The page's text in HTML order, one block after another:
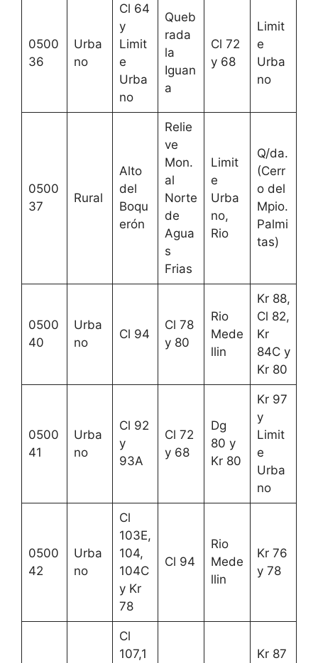
0500
36
Urba
no
Cl 64
y
Limit
e
Urba
no
Queb
rada
la
Iguan
a
Cl 72
y 68
Limit
e
Urba
no
0500
37
Rural
Alto
del
Boqu
erón
Relie
ve
Mon.
al
Norte
de
Agua
s
Frias
Limit
e
Urba
no,
Rio
Q/da.
(Cerr
o del
Mpio.
Palmi
tas)
0500
40
Urba
no
Cl 94
Cl 78
y 80
Rio
Mede
llin
Kr 88,
Cl 82,
Kr
84C y
Kr 80
0500
41
Urba
no
Cl 92
y
93A
Cl 72
y 68
Dg
80 y
Kr 80
Kr 97
y
Limit
e
Urba
no
0500
42
Urba
no
Cl
103E,
104,
104C
y Kr
78
Cl 94
Rio
Mede
llin
Kr 76
y 78
Cl
107,1
Kr 87